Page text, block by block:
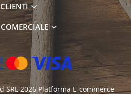
CLIENTI
SRL 2026 Platforma E-commerce